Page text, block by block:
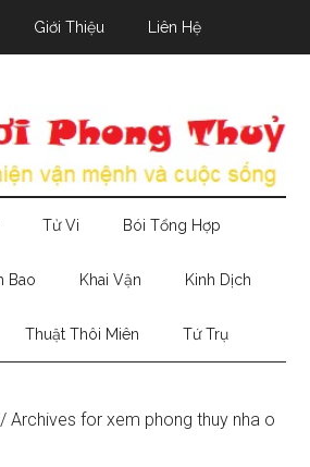
Giới Thiệu Liên Hệ
Tử Vi Bói Tổng Hợp
Bao Khai Vận Kinh Dịch
Thuật Thôi Miên Tứ Trụ
/ Archives for xem phong thuy nha o